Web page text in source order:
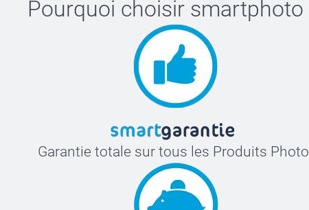
Pourquoi choisir smartphoto
Garantie totale sur tous les Produits Photo